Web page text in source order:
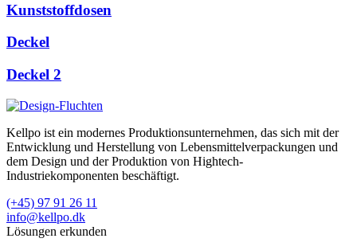
Kunststoffdosen
Deckel
Deckel 2
Kellpo ist ein modernes Produktionsunternehmen, das sich mit der
Entwicklung und Herstellung von Lebensmittelverpackungen und
dem Design und der Produktion von Hightech-
Industriekomponenten beschäftigt.
(+45) 97 91 26 11
info@kellpo.dk
Lösungen erkunden